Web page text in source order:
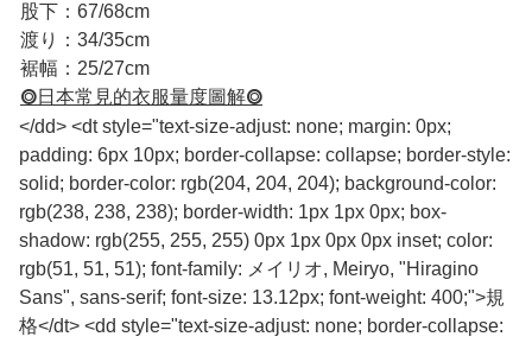
股下：67/68cm
渡り：34/35cm
裾幅：25/27cm
⭗日本常見的衣服量度圖解⭗
</dd> <dt style="text-size-adjust: none; margin: 0px;
padding: 6px 10px; border-collapse: collapse; border-style:
solid; border-color: rgb(204, 204, 204); background-color:
rgb(238, 238, 238); border-width: 1px 1px 0px; box-
shadow: rgb(255, 255, 255) 0px 1px 0px 0px inset; color:
rgb(51, 51, 51); font-family: メイリオ, Meiryo, "Hiragino
Sans", sans-serif; font-size: 13.12px; font-weight: 400;">規
格</dt> <dd style="text-size-adjust: none; border-collapse: